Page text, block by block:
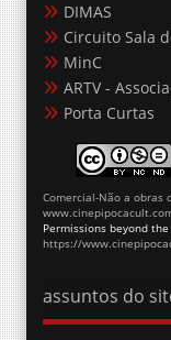
DIMAS
Circuito Sala
MinC
ARTV -
Porta Curtas
Comercial-Não a obras
Permissions beyond
https://
assuntos do